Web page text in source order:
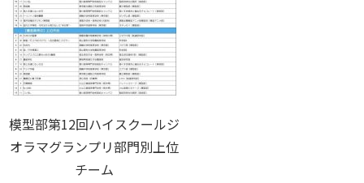
模型部第12回ハイスクールジ
オラマグランプリ部門別上位
チーム